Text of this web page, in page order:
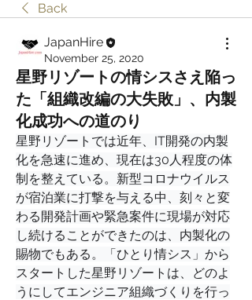
Back
JapanHire
November 25, 2020
星野リゾートの情シスさえ陥っ
た「組織改編の大失敗」、内製
化成功への道のり
星野リゾートでは近年、IT開発の内製
化を急速に進め、現在は30人程度の体
制を整えている。新型コロナウイルス
が宿泊業に打撃を与える中、刻々と変
わる開発計画や緊急案件に現場が対応
し続けることができたのは、内製化の
賜物でもある。「ひとり情シス」から
スタートした星野リゾートは、どのよ
うにしてエンジニア組織づくりを行っ